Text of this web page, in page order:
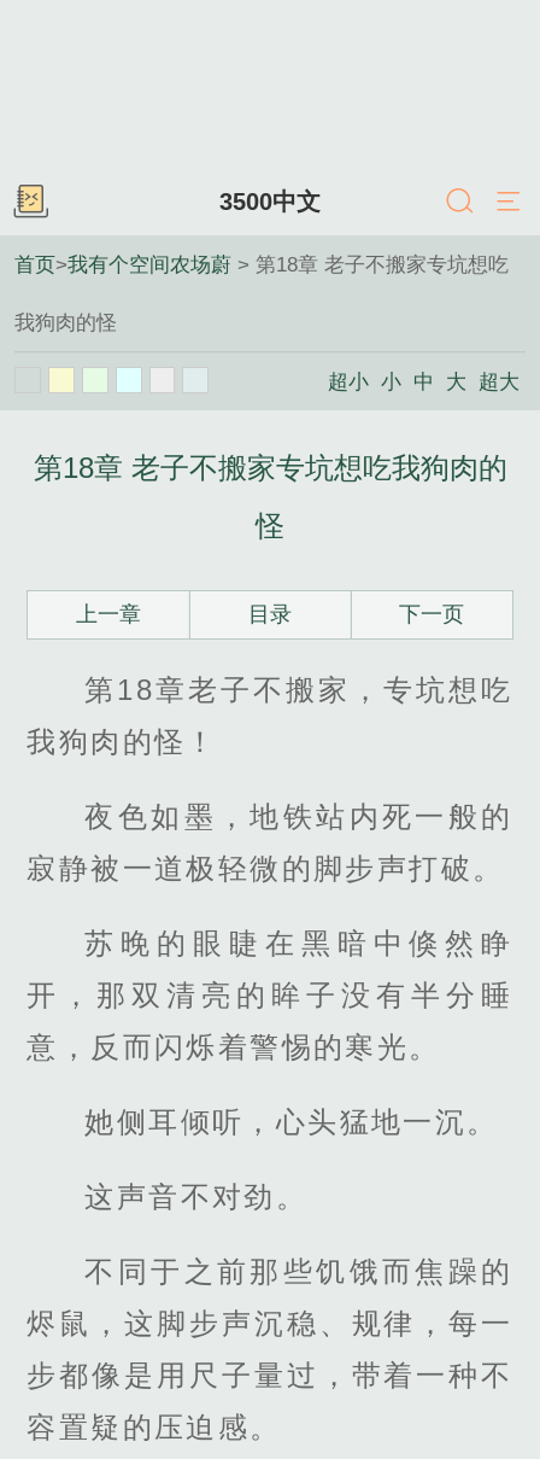
3500中文
首页>我有个空间农场蔚 > 第18章 老子不搬家专坑想吃
我狗肉的怪
超小 小 中 大 超大
第18章 老子不搬家专坑想吃我狗肉的
怪
上一章 目录 下一页
第18章老子不搬家，专坑想吃
我狗肉的怪！
夜色如墨，地铁站内死一般的
寂静被一道极轻微的脚步声打破。
苏晚的眼睫在黑暗中倏然睁
开，那双清亮的眸子没有半分睡
意，反而闪烁着警惕的寒光。
她侧耳倾听，心头猛地一沉。
这声音不对劲。
不同于之前那些饥饿而焦躁的
烬鼠，这脚步声沉稳、规律，每一
步都像是用尺子量过，带着一种不
容置疑的压迫感。